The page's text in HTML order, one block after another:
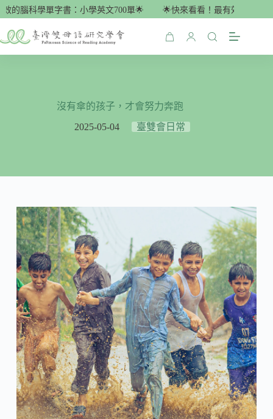
跳
主
腦科學單字書：小學英文700單🌟 🌟快來看看！最有效的腦科學
購
沒有傘的孩子，才會努力奔跑
2025-05-04
臺雙會日常